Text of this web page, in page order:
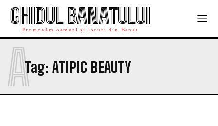
GHIDUL BANATULUI
Promovăm oameni și locuri din Banat
Tag: ATIPIC BEAUTY
A